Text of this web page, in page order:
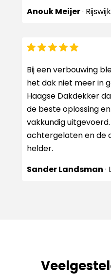
Anouk Meijer· Rijswijk
Bij een verbouwing
het dak niet meer in
Haagse Dakdekker
de beste oplossing
vakkundig
achtergelaten en de
helder.
Sander Landsman